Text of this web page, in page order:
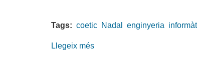
Tags: coetic Nadal enginyeria
Llegeix més